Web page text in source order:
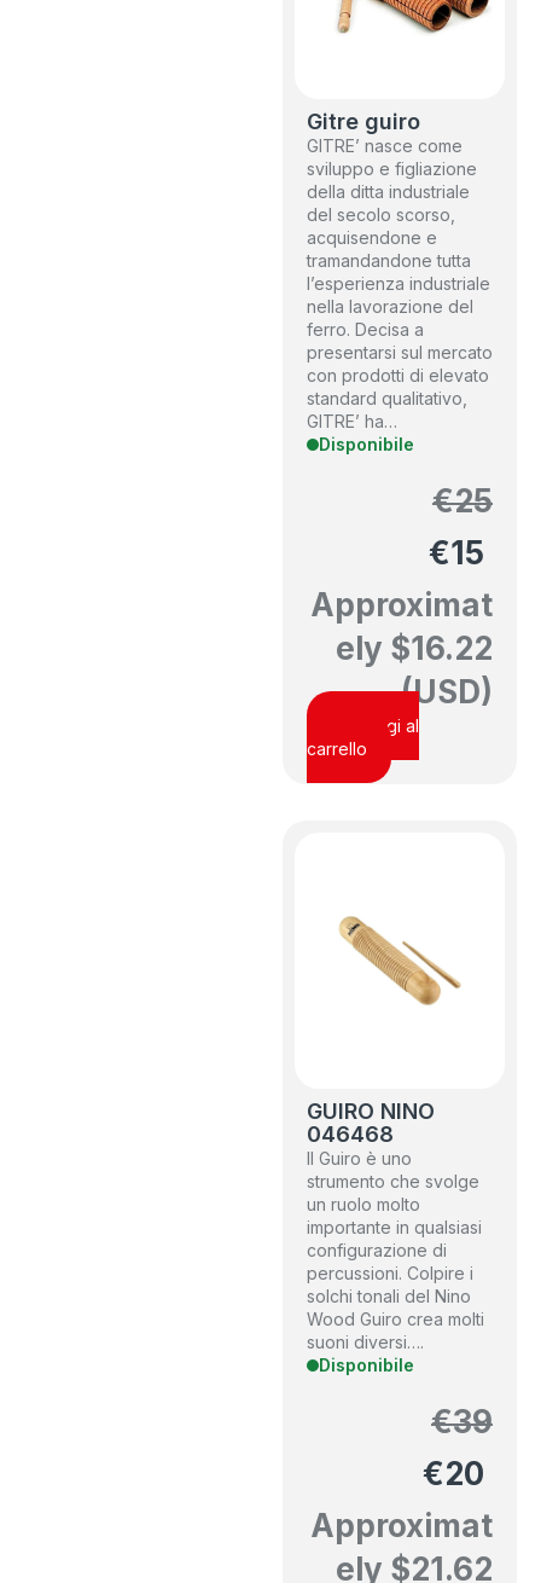
Gitre guiro
GITRE’ nasce come
sviluppo e figliazione
della ditta industriale
del secolo scorso,
acquisendone e
tramandandone tutta
l’esperienza industriale
nella lavorazione del
ferro. Decisa a
presentarsi sul mercato
con prodotti di elevato
standard qualitativo,
GITRE’ ha…
Disponibile
€25
€15
Approximat
ely $16.22
(USD)
Aggiungi al
carrello
GUIRO NINO
046468
Il Guiro è uno
strumento che svolge
un ruolo molto
importante in qualsiasi
configurazione di
percussioni. Colpire i
solchi tonali del Nino
Wood Guiro crea molti
suoni diversi….
Disponibile
€39
€20
Approximat
ely $21.62